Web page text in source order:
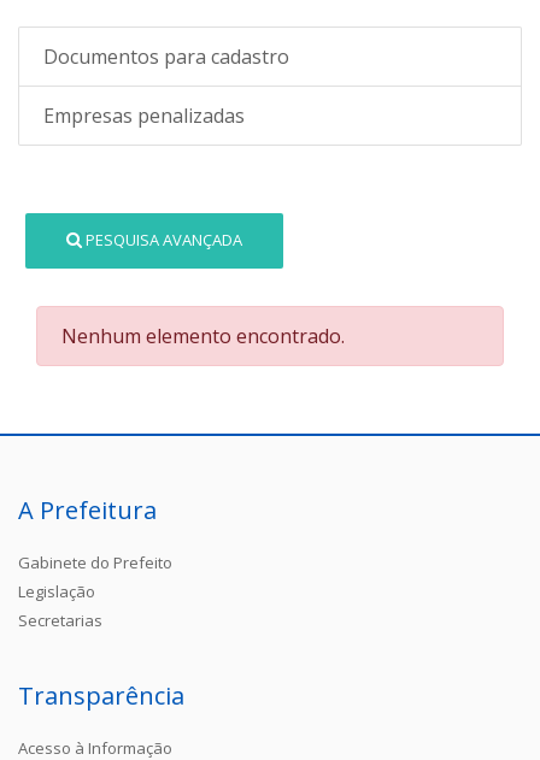
Documentos para cadastro
Empresas penalizadas
PESQUISA AVANÇADA
Nenhum elemento encontrado.
A Prefeitura
Gabinete do Prefeito
Legislação
Secretarias
Transparência
Acesso à Informação